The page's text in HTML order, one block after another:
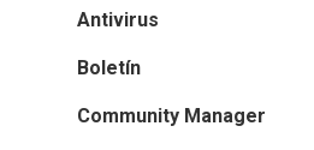
Antivirus
Boletín
Community Manager